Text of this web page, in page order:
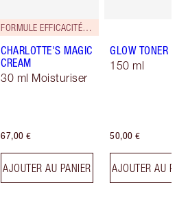
FORMULE EFFICACITÉ RENFORCÉE !
CHARLOTTE'S MAGIC
CREAM
30 ml Moisturiser
67,00 €
AJOUTER AU PANIER
GLOW TONER
150 ml
50,00 €
AJOUTER AU